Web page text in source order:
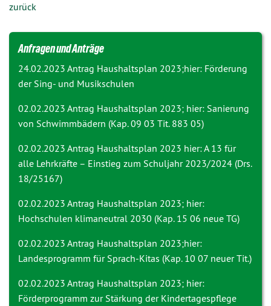
zurück
Anfragen und Anträge
24.02.2023 Antrag Haushaltsplan 2023;hier: Förderung
der Sing- und Musikschulen
02.02.2023 Antrag Haushaltsplan 2023; hier: Sanierung
von Schwimmbädern (Kap. 09 03 Tit. 883 05)
02.02.2023 Antrag Haushaltsplan 2023 hier: A 13 für
alle Lehrkräfte – Einstieg zum Schuljahr 2023/2024 (Drs.
18/25167)
02.02.2023 Antrag Haushaltsplan 2023; hier:
Hochschulen klimaneutral 2030 (Kap. 15 06 neue TG)
02.02.2023 Antrag Haushaltsplan 2023;hier:
Landesprogramm für Sprach-Kitas (Kap. 10 07 neuer Tit.)
02.02.2023 Antrag Haushaltsplan 2023; hier:
Förderprogramm zur Stärkung der Kindertagespflege